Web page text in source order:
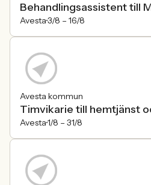
Behandlingsassistent till
Avesta3/8 – 16/8
Avesta kommun
Timvikarie till hemtjänst
Avesta1/8 – 31/8